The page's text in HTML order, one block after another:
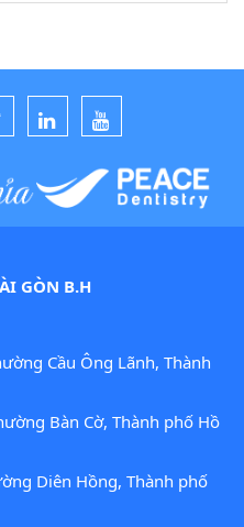
GÒN B.H
Cầu Ông Lãnh, Thành
Bàn Cờ, Thành phố Hồ
Diên Hồng, Thành phố